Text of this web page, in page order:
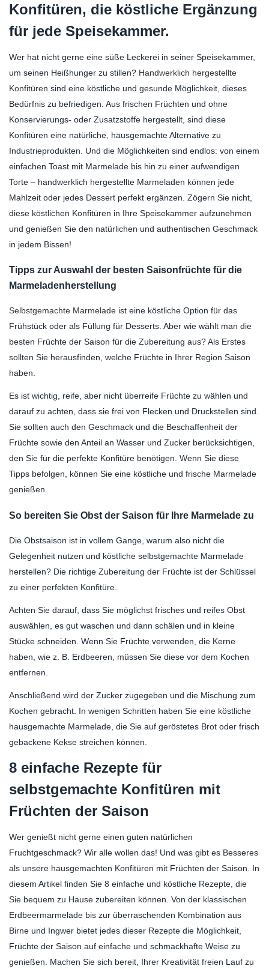
Konfitüren, die köstliche Ergänzung
für jede Speisekammer.
Wer hat nicht gerne eine süße Leckerei in seiner Speisekammer,
um seinen Heißhunger zu stillen? Handwerklich hergestellte
Konfitüren sind eine köstliche und gesunde Möglichkeit, dieses
Bedürfnis zu befriedigen. Aus frischen Früchten und ohne
Konservierungs- oder Zusatzstoffe hergestellt, sind diese
Konfitüren eine natürliche, hausgemachte Alternative zu
Industrieprodukten. Und die Möglichkeiten sind endlos: von einem
einfachen Toast mit Marmelade bis hin zu einer aufwendigen
Torte – handwerklich hergestellte Marmeladen können jede
Mahlzeit oder jedes Dessert perfekt ergänzen. Zögern Sie nicht,
diese köstlichen Konfitüren in Ihre Speisekammer aufzunehmen
und genießen Sie den natürlichen und authentischen Geschmack
in jedem Bissen!
Tipps zur Auswahl der besten Saisonfrüchte für die
Marmeladenherstellung
Selbstgemachte Marmelade ist eine köstliche Option für das
Frühstück oder als Füllung für Desserts. Aber wie wählt man die
besten Früchte der Saison für die Zubereitung aus? Als Erstes
sollten Sie herausfinden, welche Früchte in Ihrer Region Saison
haben.
Es ist wichtig, reife, aber nicht überreife Früchte zu wählen und
darauf zu achten, dass sie frei von Flecken und Druckstellen sind.
Sie sollten auch den Geschmack und die Beschaffenheit der
Früchte sowie den Anteil an Wasser und Zucker berücksichtigen,
den Sie für die perfekte Konfitüre benötigen. Wenn Sie diese
Tipps befolgen, können Sie eine köstliche und frische Marmelade
genießen.
So bereiten Sie Obst der Saison für Ihre Marmelade zu
Die Obstsaison ist in vollem Gange, warum also nicht die
Gelegenheit nutzen und köstliche selbstgemachte Marmelade
herstellen? Die richtige Zubereitung der Früchte ist der Schlüssel
zu einer perfekten Konfitüre.
Achten Sie darauf, dass Sie möglichst frisches und reifes Obst
auswählen, es gut waschen und dann schälen und in kleine
Stücke schneiden. Wenn Sie Früchte verwenden, die Kerne
haben, wie z. B. Erdbeeren, müssen Sie diese vor dem Kochen
entfernen.
Anschließend wird der Zucker zugegeben und die Mischung zum
Kochen gebracht. In wenigen Schritten haben Sie eine köstliche
hausgemachte Marmelade, die Sie auf geröstetes Brot oder frisch
gebackene Kekse streichen können.
8 einfache Rezepte für
selbstgemachte Konfitüren mit
Früchten der Saison
Wer genießt nicht gerne einen guten natürlichen
Fruchtgeschmack? Wir alle wollen das! Und was gibt es Besseres
als unsere hausgemachten Konfitüren mit Früchten der Saison. In
diesem Artikel finden Sie 8 einfache und köstliche Rezepte, die
Sie bequem zu Hause zubereiten können. Von der klassischen
Erdbeermarmelade bis zur überraschenden Kombination aus
Birne und Ingwer bietet jedes dieser Rezepte die Möglichkeit,
Früchte der Saison auf einfache und schmackhafte Weise zu
genießen. Machen Sie sich bereit, Ihrer Kreativität freien Lauf zu